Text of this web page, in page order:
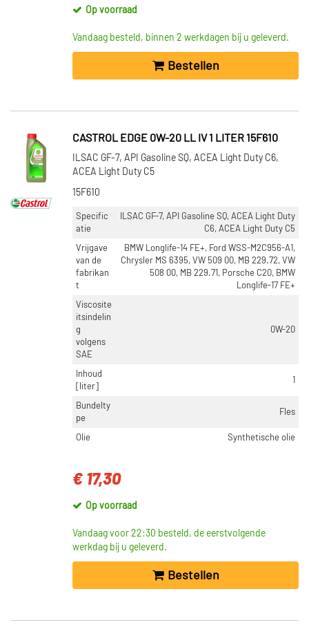
Op voorraad
Vandaag besteld, binnen 2 werkdagen bij u geleverd.
Bestellen
CASTROL EDGE 0W-20 LL IV 1 LITER 15F610
ILSAC GF-7, API Gasoline SQ, ACEA Light Duty C6,
ACEA Light Duty C5
15F610
Specific
atie
ILSAC GF-7, API Gasoline SQ, ACEA Light Duty
C6, ACEA Light Duty C5
Vrijgave
van de
fabrikan
t
BMW Longlife-14 FE+, Ford WSS-M2C956-A1,
Chrysler MS 6395, VW 509 00, MB 229.72, VW
508 00, MB 229.71, Porsche C20, BMW
Longlife-17 FE+
Viscosite
itsindelin
g
volgens
SAE
0W-20
Inhoud
[liter]
1
Bundelty
pe
Fles
Olie Synthetische olie
€ 17,30
Op voorraad
Vandaag voor 22:30 besteld, de eerstvolgende
werkdag bij u geleverd.
Bestellen